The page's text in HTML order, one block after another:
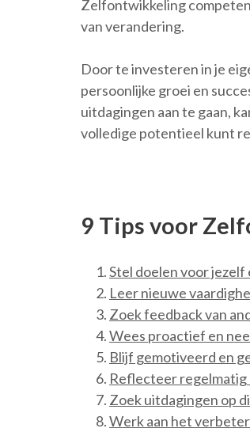
Zelfontwikkeling
van verandering.
Door te investeren in je
persoonlijke groei en
uitdagingen aan te gaan,
volledige potentieel kunt
9 Tips voor
Stel doelen voor jezelf
Leer nieuwe
Zoek feedback van
Wees proactief en
Blijf gemotiveerd en
Reflecteer regelmatig
Zoek uitdagingen op
Werk aan het